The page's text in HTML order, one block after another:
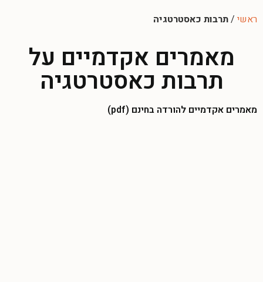
ראשי /תרבות כאסטרטגיה
מאמרים אקדמיים על
תרבות כאסטרטגיה
מאמרים אקדמיים להורדה בחינם (pdf)